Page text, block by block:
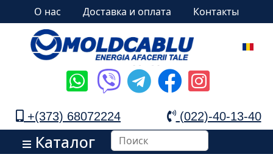
О нас Доставка и оплата Контакты
+(373) 68072224 (022)-40-13-40
Каталог